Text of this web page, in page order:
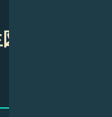
を作成す